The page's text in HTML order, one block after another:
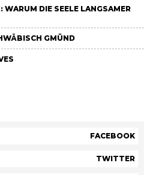
DIE SEELE LANGSAMER L
GMÜND
FACEBOOK
TWITTER